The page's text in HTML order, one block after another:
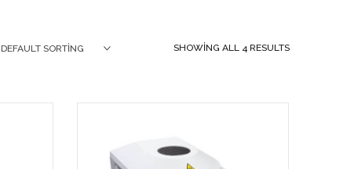
SHOWING ALL 4 RESULTS
DEFAULT SORTING